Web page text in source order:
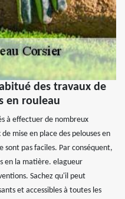
des travaux de
en rouleau
à effectuer de nombreux
mise en place des pelouses en
sont pas faciles. Par conséquent,
en la matière. elagueur
Sachez qu'il peut
et accessibles à toutes les